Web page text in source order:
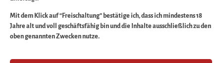
schauen Sie bald
wieder vorbei!
Mit dem Klick auf “Freischaltung” bestätige ich, dass ich mindestens 18
Jahre alt und voll geschäftsfähig bin und die Inhalte ausschließlich zu den
oben genannten Zwecken nutze.